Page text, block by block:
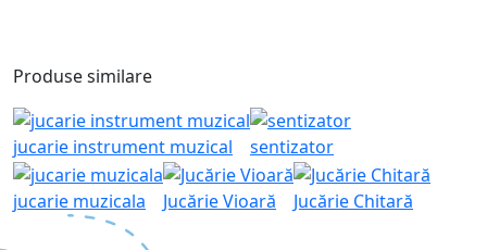
Produse similare
jucarie instrument muzical sentizator
jucarie muzicala Jucărie Vioară Jucărie Chitară